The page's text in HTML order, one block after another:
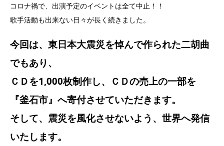
コロナ禍で、出演予定のイベントは全て中止！！
歌手活動も出来ない日々が長く続きました。
今回は、東日本大震災を悼んで作られた二胡曲
でもあり、
ＣＤを1,000枚制作し、ＣＤの売上の一部を
『釜石市』へ寄付させていただきます。
そして、震災を風化させないよう、世界へ発信
いたします。